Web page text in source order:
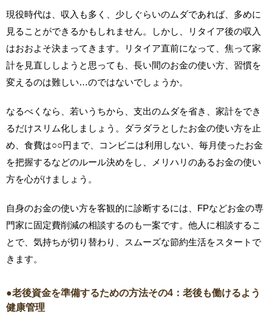
現役時代は、収入も多く、少しぐらいのムダであれば、多めに
見ることができるかもしれません。しかし、リタイア後の収入
はおおよそ決まってきます。リタイア直前になって、焦って家
計を見直ししようと思っても、長い間のお金の使い方、習慣を
変えるのは難しい…のではないでしょうか。
なるべくなら、若いうちから、支出のムダを省き、家計をでき
るだけスリム化しましょう。ダラダラとしたお金の使い方を止
め、食費は○○円まで、コンビニは利用しない、毎月使ったお金
を把握するなどのルール決めをし、メリハリのあるお金の使い
方を心がけましょう。
自身のお金の使い方を客観的に診断するには、FPなどお金の専
門家に固定費削減の相談するのも一案です。他人に相談するこ
とで、気持ちが切り替わり、スムーズな節約生活をスタートで
きます。
●老後資金を準備するための方法その4：老後も働けるよう
健康管理